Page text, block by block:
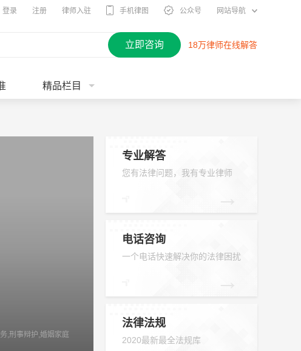
登录 注册 律师入驻 手机律图 公众号 网站导航
立即咨询 18万律师在线解答
精品栏目
,刑事辩护,婚姻家庭
专业解答
您有法律问题，我有专业律师
→
电话咨询
一个电话快速解决你的法律困扰
→
法律法规
2020最新最全法规库